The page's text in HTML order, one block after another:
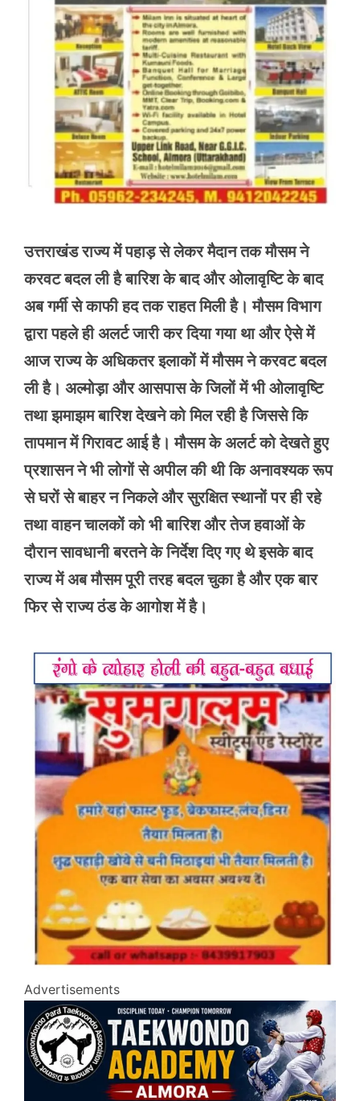
उत्तराखंड राज्य में पहाड़ से लेकर मैदान तक मौसम ने
करवट बदल ली है बारिश के बाद और ओलावृष्टि के बाद
अब गर्मी से काफी हद तक राहत मिली है। मौसम विभाग
द्वारा पहले ही अलर्ट जारी कर दिया गया था और ऐसे में
आज राज्य के अधिकतर इलाकों में मौसम ने करवट बदल
ली है। अल्मोड़ा और आसपास के जिलों में भी ओलावृष्टि
तथा झमाझम बारिश देखने को मिल रही है जिससे कि
तापमान में गिरावट आई है। मौसम के अलर्ट को देखते हुए
प्रशासन ने भी लोगों से अपील की थी कि अनावश्यक रूप
से घरों से बाहर न निकले और सुरक्षित स्थानों पर ही रहे
तथा वाहन चालकों को भी बारिश और तेज हवाओं के
दौरान सावधानी बरतने के निर्देश दिए गए थे इसके बाद
राज्य में अब मौसम पूरी तरह बदल चुका है और एक बार
फिर से राज्य ठंड के आगोश में है।
Advertisements